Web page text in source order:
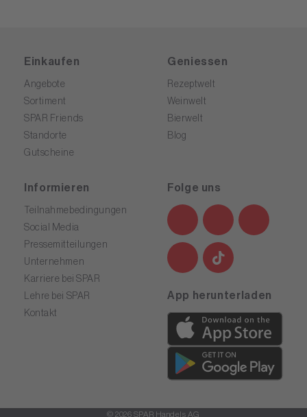
Einkaufen
Angebote
Sortiment
SPAR Friends
Standorte
Gutscheine
Geniessen
Rezeptwelt
Weinwelt
Bierwelt
Blog
Informieren
Teilnahmebedingungen
Social Media
Pressemitteilungen
Unternehmen
Karriere bei SPAR
Lehre bei SPAR
Kontakt
Folge uns
App herunterladen
© 2026 SPAR Handels AG